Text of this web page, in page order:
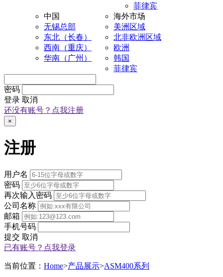
菲律宾
中国
无锡总部
东北（长春）
西南（重庆）
华南（广州）
海外市场
美洲区域
北非欧洲区域
欧洲
韩国
菲律宾
密码
登录 取消
还没有账号？点我注册
×
注册
用户名
密码
再次输入密码
公司名称
邮箱
手机号码
提交 取消
已有账号？点我登录
当前位置： Home>产品展示>ASM400系列